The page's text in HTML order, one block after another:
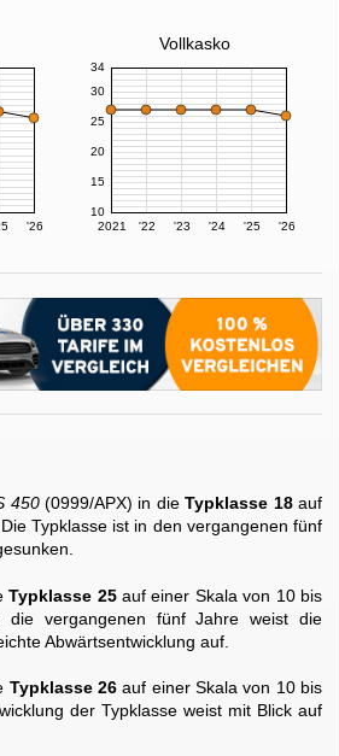
Vollkasko
'26 2021 '22 '23 '24 '25 '26
10
15
20
25
30
34
450(0999/APX) in dieTypklasse 18auf
. Die Typklasse ist in den vergangenen fünf
Typklasse 25auf einer Skala von 10 bis
die vergangenen fünf Jahre weist die
Abwärtsentwicklung auf.
Typklasse 26 auf einer Skala von 10 bis
der Typklasse weist mit Blick auf